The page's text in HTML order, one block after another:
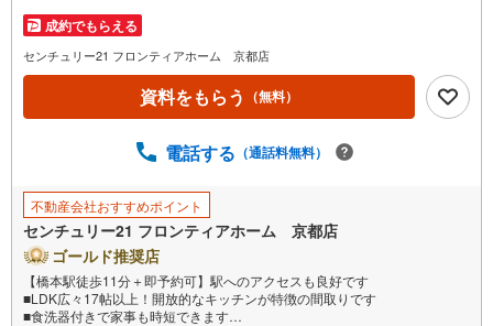
成約でもらえる
センチュリー21 フロンティアホーム 京都店
資料をもらう （無料）
電話する （通話料無料）
不動産会社おすすめポイント
センチュリー21 フロンティアホーム 京都店
ゴールド推奨店
【橋本駅徒歩11分＋即予約可】駅へのアクセスも良好です
■LDK広々17帖以上！開放的なキッチンが特徴の間取りです
■食洗器付きで家事も時短できます